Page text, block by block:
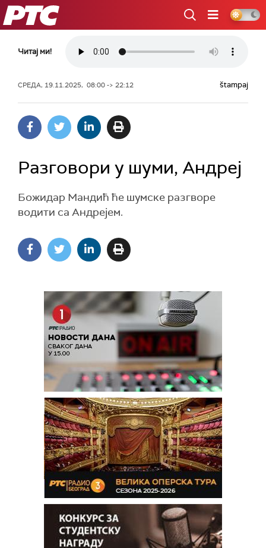
РТС
Читај ми!
СРЕДА, 19.11.2025, 08:00 -> 22:12 štampaj
Разговори у шуми, Андреј
Божидар Мандић ће шумске разгворе
водити са Андрејем.